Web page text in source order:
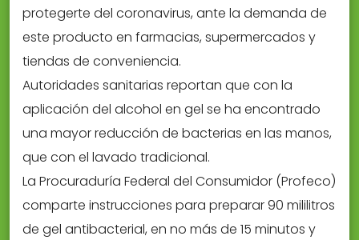
protegerte del coronavirus, ante la demanda de
este producto en farmacias, supermercados y
tiendas de conveniencia.
Autoridades sanitarias reportan que con la
aplicación del alcohol en gel se ha encontrado
una mayor reducción de bacterias en las manos,
que con el lavado tradicional.
La Procuraduría Federal del Consumidor (Profeco)
comparte instrucciones para preparar 90 mililitros
de gel antibacterial, en no más de 15 minutos y